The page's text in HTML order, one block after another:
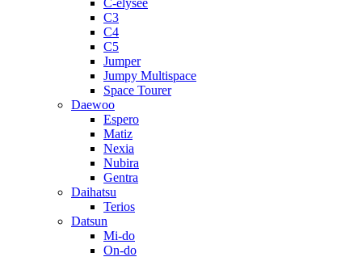
C-elysee
C3
C4
C5
Jumper
Jumpy Multispace
Space Tourer
Daewoo
Espero
Matiz
Nexia
Nubira
Gentra
Daihatsu
Terios
Datsun
Mi-do
On-do